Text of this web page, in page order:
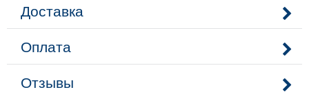
Доставка
Оплата
Отзывы